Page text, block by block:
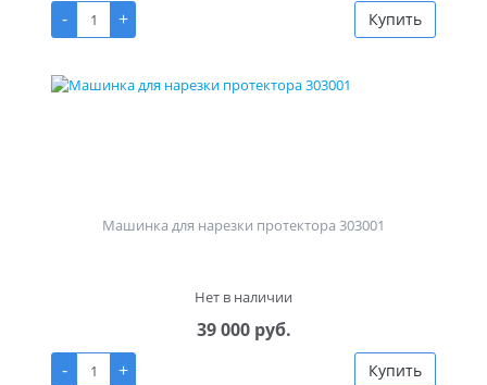
-
+ Купить
Машинка для нарезки протектора 303001
Нет в наличии
39 000 руб.
-
+ Купить